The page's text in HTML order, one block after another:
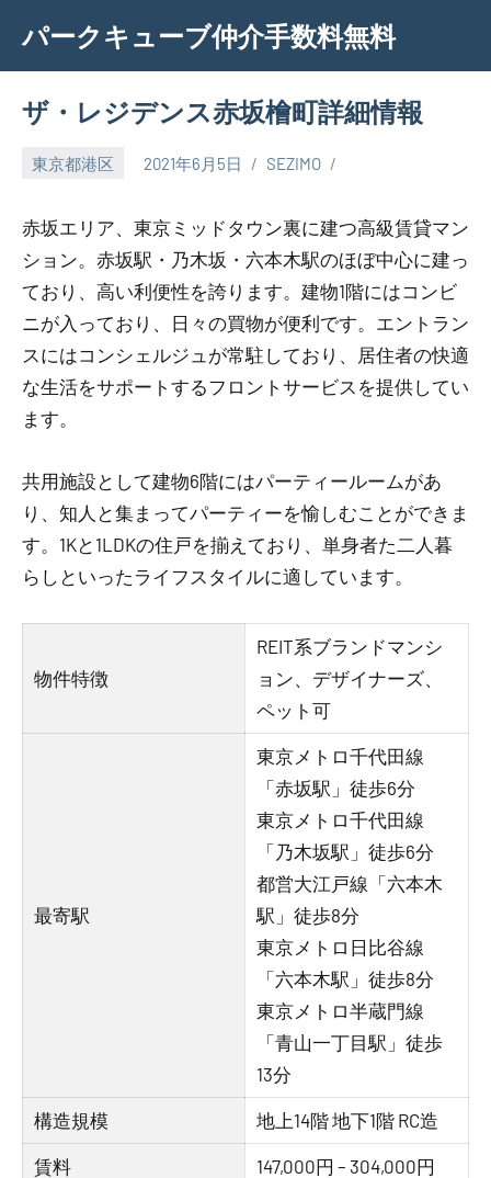
content
パークキューブ仲介手数料無料
ザ・レジデンス赤坂檜町詳細情報
東京都港区 2021年6月5日 SEZIMO
赤坂エリア、東京ミッドタウン裏に建つ高級賃貸マン
ション。赤坂駅・乃木坂・六本木駅のほぼ中心に建っ
ており、高い利便性を誇ります。建物1階にはコンビ
ニが入っており、日々の買物が便利です。エントラン
スにはコンシェルジュが常駐しており、居住者の快適
な生活をサポートするフロントサービスを提供してい
ます。
共用施設として建物6階にはパーティールームがあ
り、知人と集まってパーティーを愉しむことができま
す。1Kと1LDKの住戸を揃えており、単身者た二人暮
らしといったライフスタイルに適しています。
物件特徴
REIT系ブランドマンシ
ョン、デザイナーズ、
ペット可
最寄駅
東京メトロ千代田線
「赤坂駅」徒歩6分
東京メトロ千代田線
「乃木坂駅」徒歩6分
都営大江戸線「六本木
駅」徒歩8分
東京メトロ日比谷線
「六本木駅」徒歩8分
東京メトロ半蔵門線
「青山一丁目駅」徒歩
13分
構造規模 地上14階 地下1階 RC造
賃料 147,000円 – 304,000円